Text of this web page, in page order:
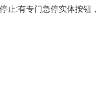
止:有专门急停实体按钮